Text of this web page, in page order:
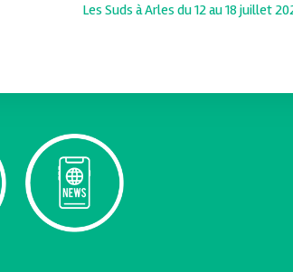
Les Suds à Arles du 12 au 18 juillet